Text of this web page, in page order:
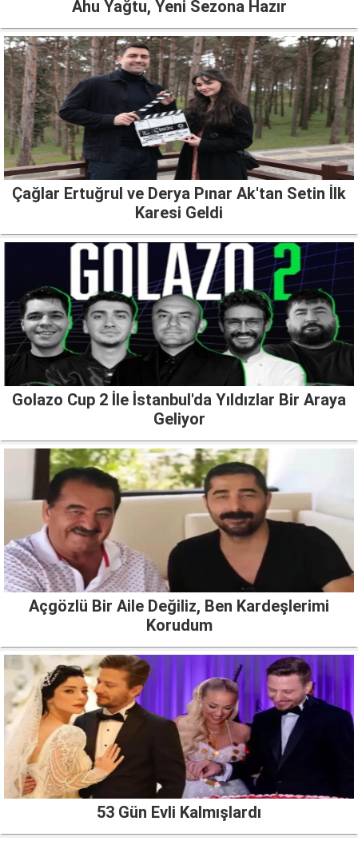
Ahu Yağtu, Yeni Sezona Hazır
Çağlar Ertuğrul ve Derya Pınar Ak'tan Setin İlk
Karesi Geldi
Golazo Cup 2 İle İstanbul'da Yıldızlar Bir Araya
Geliyor
Açgözlü Bir Aile Değiliz, Ben Kardeşlerimi
Korudum
53 Gün Evli Kalmışlardı